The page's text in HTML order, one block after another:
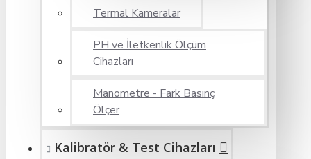
Termal Kameralar
PH ve İletkenlik Ölçüm
Cihazları
Manometre - Fark Basınç
Ölçer
Kalibratör & Test Cihazları